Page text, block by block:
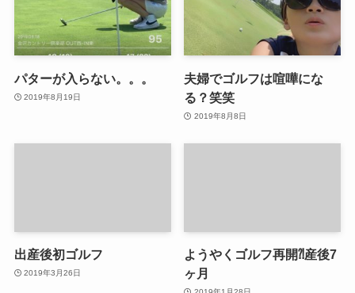
パターが入らない。。。
2019年8月19日
夫婦でゴルフは喧嘩にな
る？笑笑
2019年8月8日
出産後初ゴルフ
2019年3月26日
ようやくゴルフ再開⁈産後7
ヶ月